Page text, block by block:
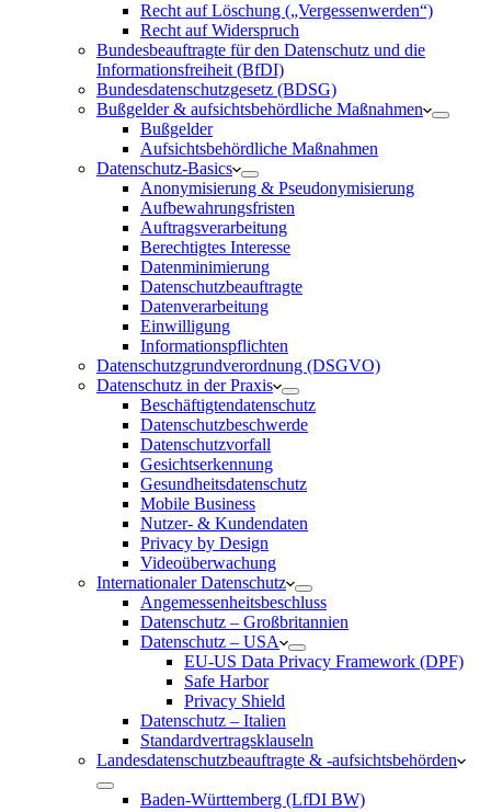
Recht auf Löschung („Vergessenwerden“)
Recht auf Widerspruch
Bundesbeauftragte für den Datenschutz und die
Informationsfreiheit (BfDI)
Bundesdatenschutzgesetz (BDSG)
Bußgelder & aufsichtsbehördliche Maßnahmen
Bußgelder
Aufsichtsbehördliche Maßnahmen
Datenschutz-Basics
Anonymisierung & Pseudonymisierung
Aufbewahrungsfristen
Auftragsverarbeitung
Berechtigtes Interesse
Datenminimierung
Datenschutzbeauftragte
Datenverarbeitung
Einwilligung
Informationspflichten
Datenschutzgrundverordnung (DSGVO)
Datenschutz in der Praxis
Beschäftigtendatenschutz
Datenschutzbeschwerde
Datenschutzvorfall
Gesichtserkennung
Gesundheitsdatenschutz
Mobile Business
Nutzer- & Kundendaten
Privacy by Design
Videoüberwachung
Internationaler Datenschutz
Angemessenheitsbeschluss
Datenschutz – Großbritannien
Datenschutz – USA
EU-US Data Privacy Framework (DPF)
Safe Harbor
Privacy Shield
Datenschutz – Italien
Standardvertragsklauseln
Landesdatenschutzbeauftragte & -aufsichtsbehörden
Baden-Württemberg (LfDI BW)